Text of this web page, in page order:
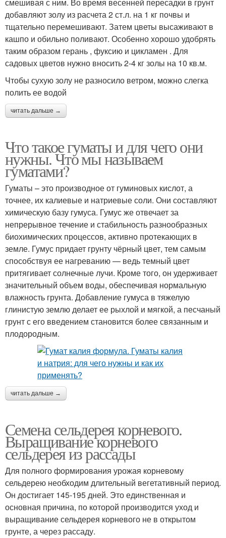
смешивая с ним. Во время весенней пересадки в грунт
добавляют золу из расчета 2 ст.л. на 1 кг почвы и
тщательно перемешивают. Затем цветы высаживают в
кашпо и обильно поливают. Особенно хорошо удобрять
таким образом герань , фуксию и цикламен . Для
садовых цветов нужно вносить 2-4 кг золы на 10 кв.м.
Чтобы сухую золу не разносило ветром, можно слегка
полить ее водой
читать дальше →
Что такое гуматы и для чего они
нужны. Что мы называем
гуматами?
Гуматы – это производное от гуминовых кислот, а
точнее, их калиевые и натриевые соли. Они составляют
химическую базу гумуса. Гумус же отвечает за
непрерывное течение и стабильность разнообразных
биохимических процессов, активно протекающих в
земле. Гумус придает грунту чёрный цвет, тем самым
способствуя ее нагреванию — ведь темный цвет
притягивает солнечные лучи. Кроме того, он удерживает
значительный объем воды, обеспечивая нормальную
влажность грунта. Добавление гумуса в тяжелую
глинистую землю делает ее рыхлой и мягкой, а песчаный
грунт с его введением становится более связанным и
плодородным.
читать дальше →
Семена сельдерея корневого.
Выращивание корневого
сельдерея из рассады
Для полного формирования урожая корневому
сельдерею необходим длительный вегетативный период.
Он достигает 145-195 дней. Это единственная и
основная причина, по которой производится уход и
выращивание сельдерея корневого не в открытом
грунте, а через рассаду.